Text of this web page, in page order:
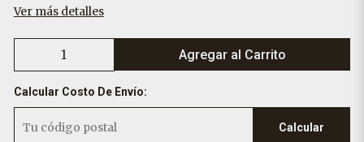
Ver más detalles
Agregar al Carrito
Calcular Costo De Envío:
Calcular